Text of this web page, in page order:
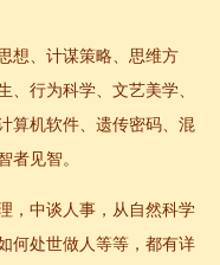
想、计谋策略、思维方
行为科学、文艺美学、
算机软件、遗传密码、混
者见智。
，中谈人事，从自然科学
何处世做人等等，都有详